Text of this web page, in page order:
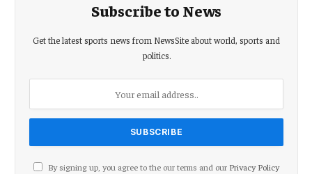
Subscribe to News
Get the latest sports news from NewsSite about world, sports and
politics.
By signing up, you agree to the our terms and our Privacy Policy